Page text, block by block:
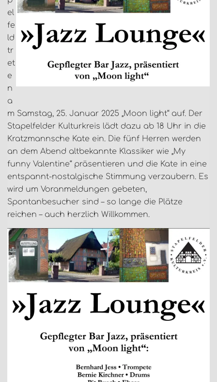
el
fe
ld
tr
et
e
n
a
m Samstag, 25. Januar 2025 „Moon light“ auf. Der
Stapelfelder Kulturkreis lädt dazu ab 18 Uhr in die
Kratzmannsche Kate ein. Die fünf Herren werden
an dem Abend altbekannte Klassiker wie „My
funny Valentine“ präsentieren und die Kate in eine
entspannt-nostalgische Stimmung verzaubern. Es
wird um Voranmeldungen gebeten,
Spontanbesucher sind – so lange die Plätze
reichen – auch herzlich Willkommen.